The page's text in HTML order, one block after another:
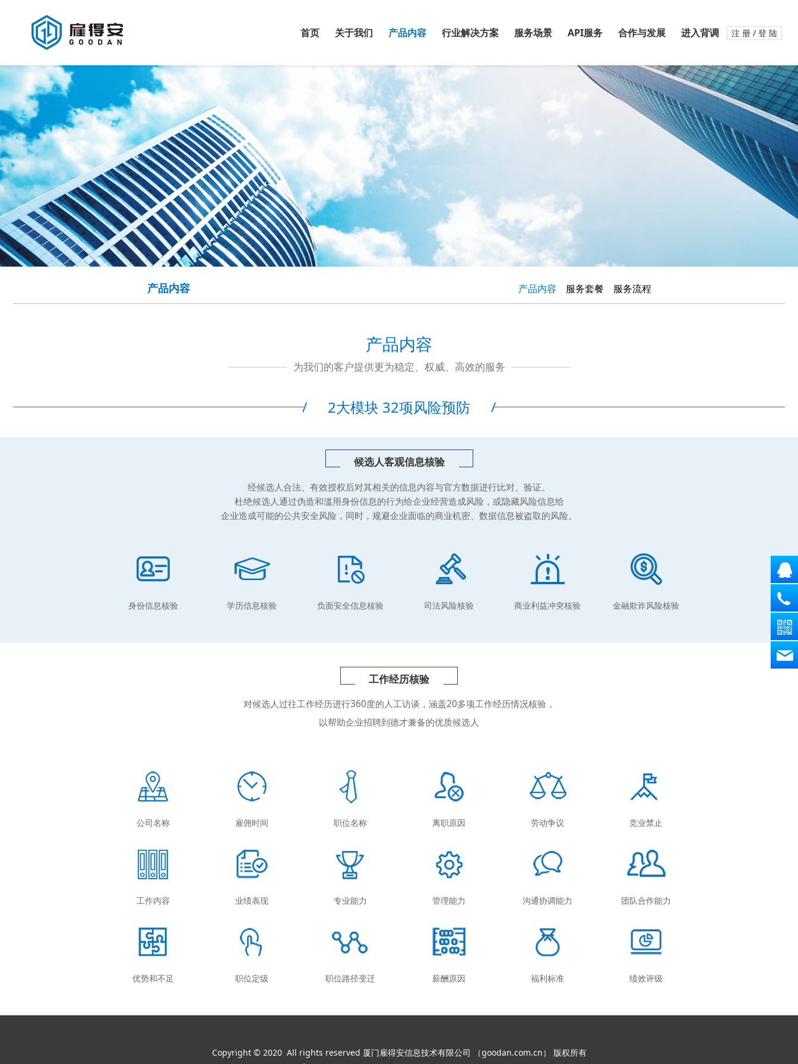
注 册 / 登 陆
首页 关于我们 产品内容 行业解决方案 服务场景 API服务 合作与发展 进入背调
产品内容 产品内容 服务套餐 服务流程
产品内容
为我们的客户提供更为稳定、权威、高效的服务
/ 2大模块 32项风险预防 /
候选人客观信息核验
经候选人合法、有效授权后对其相关的信息内容与官方数据进行比对、验证。
杜绝候选人通过伪造和滥用身份信息的行为给企业经营造成风险，或隐藏风险信息给
企业造成可能的公共安全风险，同时，规避企业面临的商业机密、数据信息被盗取的风险。
身份信息核验 学历信息核验 负面安全信息核验 司法风险核验 商业利益冲突核验 金融欺诈风险核验
工作经历核验
对候选人过往工作经历进行360度的人工访谈，涵盖20多项工作经历情况核验，
以帮助企业招聘到德才兼备的优质候选人
公司名称 雇佣时间 职位名称 离职原因 劳动争议 竞业禁止
工作内容 业绩表现 专业能力 管理能力 沟通协调能力 团队合作能力
优势和不足 职位定级 职位路径变迁 薪酬原因 福利标准 绩效评级
Copyright © 2020 All rights reserved 厦门雇得安信息技术有限公司 （goodan.com.cn） 版权所有